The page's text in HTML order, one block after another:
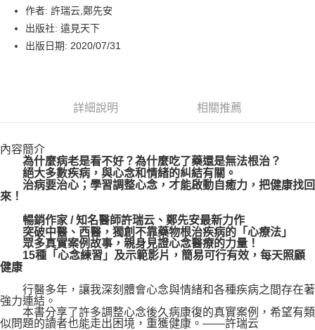
Apple Pay
街口支付
博客來商品配送方式
每筆NT$80，滿NT$1,000(含以上)免運費
作者: 許瑞云,鄭先安
出版社: 遠見天下
出版日期: 2020/07/31
詳細說明 相關推薦
內容簡介
為什麼病老是看不好？為什麼吃了藥還是無法根治？
絕大多數疾病，與心念和情緒的糾結有關。
治病要治心；學習調整心念，才能啟動自癒力，把健康找回
來！
暢銷作家 / 知名醫師許瑞云、鄭先安最新力作
突破中醫、西醫，獨創不靠藥物根治疾病的「心療法」
眾多真實案例故事，親身見證心念醫療的力量！
15種「心念練習」及示範影片，簡易可行有效，每天照顧
健康
行醫多年，讓我深刻體會心念與情緒和各種疾病之間存在著
強力連結。
本書分享了許多調整心念後久病康復的真實案例，希望有類
似問題的讀者也能走出困境，重獲健康。——許瑞云